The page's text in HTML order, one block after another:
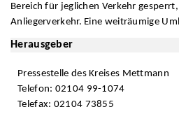
Bereich für jeglichen Verkehr
Anliegerverkehr. Eine weiträumige
Herausgeber
Pressestelle des Kreises Mettmann
Telefon: 02104 99-1074
Telefax: 02104 73855